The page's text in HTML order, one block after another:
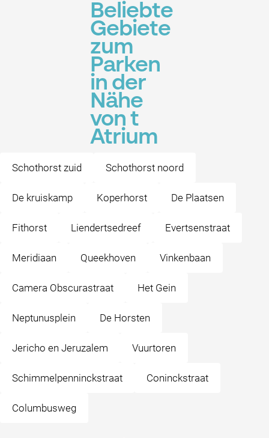
Beliebte
Gebiete
zum
Parken
in der
Nähe
von t
Atrium
Schothorst zuid Schothorst noord
De kruiskamp Koperhorst De Plaatsen
Fithorst Liendertsedreef Evertsenstraat
Meridiaan Queekhoven Vinkenbaan
Camera Obscurastraat Het Gein
Neptunusplein De Horsten
Jericho en Jeruzalem Vuurtoren
Schimmelpenninckstraat Coninckstraat
Columbusweg